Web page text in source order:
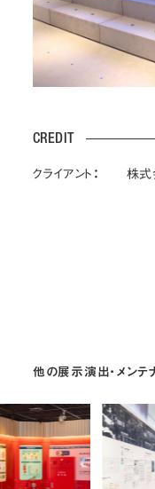
CREDIT
クライアント： 株式
他の展示演出・メンテ